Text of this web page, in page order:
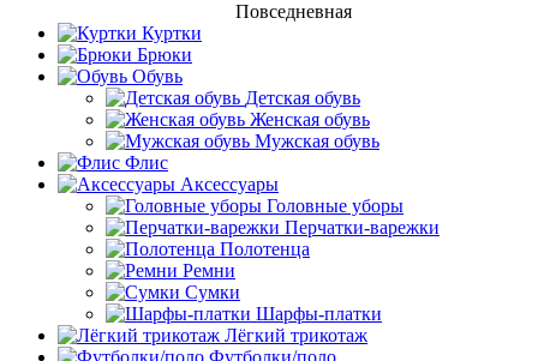
Повседневная
Куртки
Брюки
Обувь
Детская обувь
Женская обувь
Мужская обувь
Флис
Аксессуары
Головные уборы
Перчатки-варежки
Полотенца
Ремни
Сумки
Шарфы-платки
Лёгкий трикотаж
Футболки/поло